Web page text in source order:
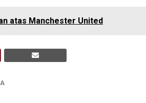
atas Manchester United